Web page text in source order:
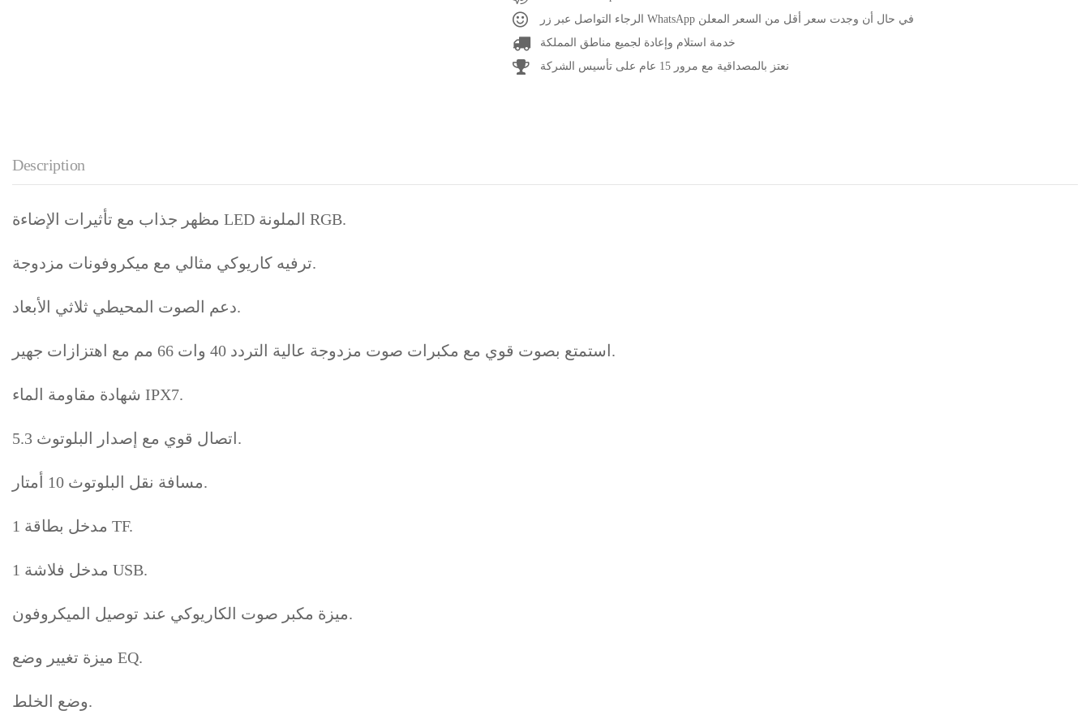
الرجاء التواصل عبر زر WhatsApp في حال أن وجدت سعر أقل من السعر المعلن
خدمة استلام وإعادة لجميع مناطق المملكة
نعتز بالمصداقية مع مرور 15 عام على تأسيس الشركة
Description
مظهر جذاب مع تأثيرات الإضاءة LED الملونة RGB.
ترفيه كاريوكي مثالي مع ميكروفونات مزدوجة.
دعم الصوت المحيطي ثلاثي الأبعاد.
استمتع بصوت قوي مع مكبرات صوت مزدوجة عالية التردد 40 وات 66 مم مع اهتزازات جهير.
شهادة مقاومة الماء IPX7.
اتصال قوي مع إصدار البلوتوث 5.3.
مسافة نقل البلوتوث 10 أمتار.
1 مدخل بطاقة TF.
1 مدخل فلاشة USB.
ميزة مكبر صوت الكاريوكي عند توصيل الميكروفون.
ميزة تغيير وضع EQ.
وضع الخلط.